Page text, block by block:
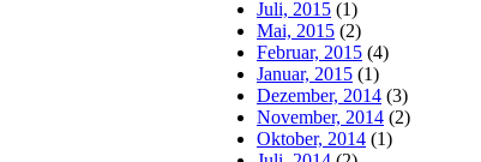
Juli, 2015 (1)
Mai, 2015 (2)
Februar, 2015 (4)
Januar, 2015 (1)
Dezember, 2014 (3)
November, 2014 (2)
Oktober, 2014 (1)